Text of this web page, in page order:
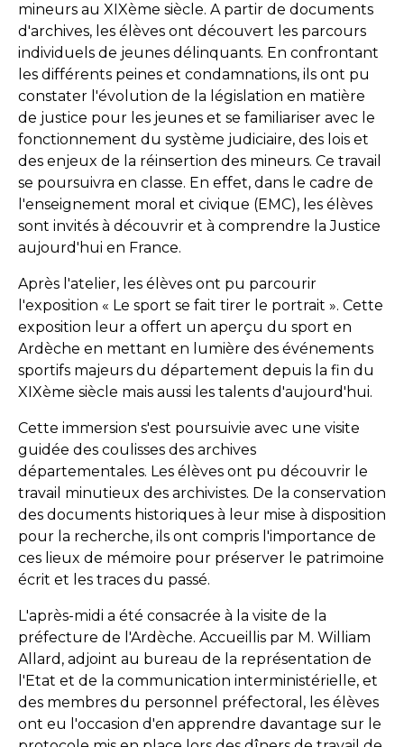
mineurs au XIXème siècle. A partir de documents
d'archives, les élèves ont découvert les parcours
individuels de jeunes délinquants. En confrontant
les différents peines et condamnations, ils ont pu
constater l'évolution de la législation en matière
de justice pour les jeunes et se familiariser avec le
fonctionnement du système judiciaire, des lois et
des enjeux de la réinsertion des mineurs. Ce travail
se poursuivra en classe. En effet, dans le cadre de
l'enseignement moral et civique (EMC), les élèves
sont invités à découvrir et à comprendre la Justice
aujourd'hui en France.
Après l'atelier, les élèves ont pu parcourir
l'exposition « Le sport se fait tirer le portrait ». Cette
exposition leur a offert un aperçu du sport en
Ardèche en mettant en lumière des événements
sportifs majeurs du département depuis la fin du
XIXème siècle mais aussi les talents d'aujourd'hui.
Cette immersion s'est poursuivie avec une visite
guidée des coulisses des archives
départementales. Les élèves ont pu découvrir le
travail minutieux des archivistes. De la conservation
des documents historiques à leur mise à disposition
pour la recherche, ils ont compris l'importance de
ces lieux de mémoire pour préserver le patrimoine
écrit et les traces du passé.
L'après-midi a été consacrée à la visite de la
préfecture de l'Ardèche. Accueillis par M. William
Allard, adjoint au bureau de la représentation de
l'Etat et de la communication interministérielle, et
des membres du personnel préfectoral, les élèves
ont eu l'occasion d'en apprendre davantage sur le